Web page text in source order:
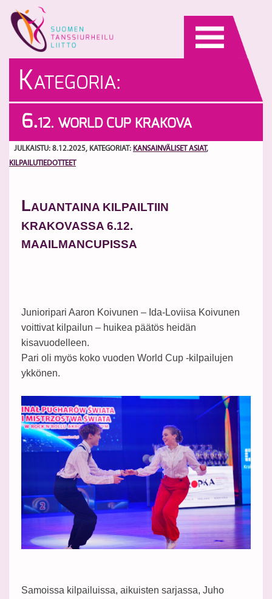
content
KATEGORIA:
KILPAILUTIEDOTTEET
6.12. WORLD CUP KRAKOVA
JULKAISTU: 8.12.2025, KATEGORIAT: KANSAINVÄLISET ASIAT ,
KILPAILUTIEDOTTEET
LAUANTAINA KILPAILTIIN
KRAKOVASSA 6.12.
MAAILMANCUPISSA
Junioripari Aaron Koivunen – Ida-Loviisa Koivunen
voittivat kilpailun – huikea päätös heidän
kisavuodelleen.
Pari oli myös koko vuoden World Cup -kilpailujen
ykkönen.
Samoissa kilpailuissa, aikuisten sarjassa, Juho